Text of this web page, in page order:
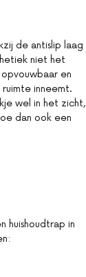
de antislip laag
niet het
en
inneemt.
wel in het zicht,
dan ook een
huishoudtrap in